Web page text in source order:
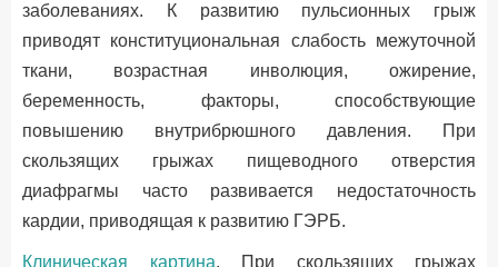
заболеваниях. К развитию пульсионных грыж
приводят конституциональная слабость межуточной
ткани, возрастная инволюция, ожирение,
беременность, факторы, способствующие
повышению внутрибрюшного давления. При
скользящих грыжах пищеводного отверстия
диафрагмы часто развивается недостаточность
кардии, приводящая к развитию ГЭРБ.
Клиническая картина. При скользящих грыжах